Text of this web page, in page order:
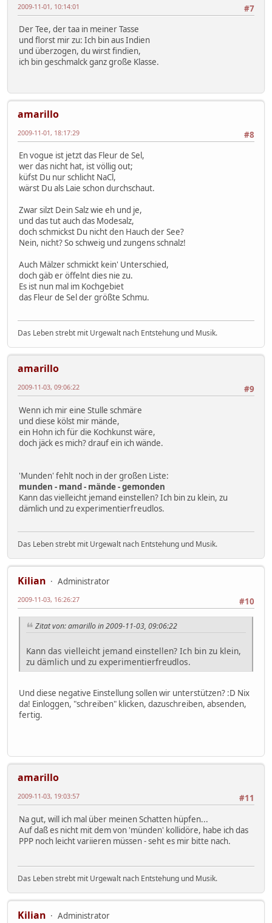
#7
2009-11-01, 10:14:01
Der Tee, der taa in meiner Tasse
und florst mir zu: Ich bin aus Indien
und überzogen, du wirst findien,
ich bin geschmalck ganz große Klasse.
amarillo
#8
2009-11-01, 18:17:29
En vogue ist jetzt das Fleur de Sel,
wer das nicht hat, ist völlig out;
küfst Du nur schlicht NaCl,
wärst Du als Laie schon durchschaut.
Zwar silzt Dein Salz wie eh und je,
und das tut auch das Modesalz,
doch schmickst Du nicht den Hauch der See?
Nein, nicht? So schweig und zungens schnalz!
Auch Mälzer schmickt kein' Unterschied,
doch gäb er öffelnt dies nie zu.
Es ist nun mal im Kochgebiet
das Fleur de Sel der größte Schmu.
Das Leben strebt mit Urgewalt nach Entstehung und Musik.
amarillo
#9
2009-11-03, 09:06:22
Wenn ich mir eine Stulle schmäre
und diese kölst mir mände,
ein Hohn ich für die Kochkunst wäre,
doch jäck es mich? drauf ein ich wände.
'Munden' fehlt noch in der großen Liste:
munden - mand - mände - gemonden
Kann das vielleicht jemand einstellen? Ich bin zu klein, zu
dämlich und zu experimentierfreudlos.
Das Leben strebt mit Urgewalt nach Entstehung und Musik.
Kilian
Administrator
#10
2009-11-03, 16:26:27
Zitat von: amarillo in 2009-11-03, 09:06:22
Kann das vielleicht jemand einstellen? Ich bin zu klein,
zu dämlich und zu experimentierfreudlos.
Und diese negative Einstellung sollen wir unterstützen? :D Nix
da! Einloggen, "schreiben" klicken, dazuschreiben, absenden,
fertig.
amarillo
#11
2009-11-03, 19:03:57
Na gut, will ich mal über meinen Schatten hüpfen...
Auf daß es nicht mit dem von 'münden' kollidöre, habe ich das
PPP noch leicht variieren müssen - seht es mir bitte nach.
Das Leben strebt mit Urgewalt nach Entstehung und Musik.
Kilian
Administrator